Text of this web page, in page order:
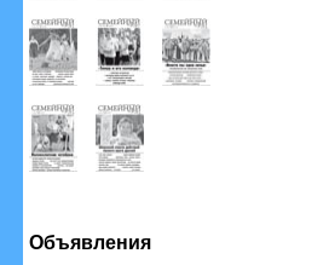
Объявления